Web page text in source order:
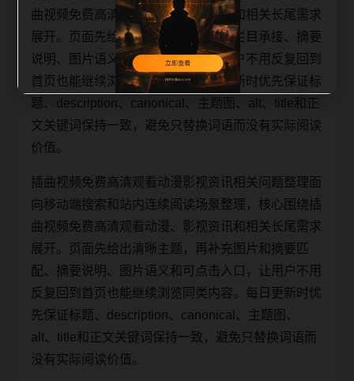
曲视频免费高清观看动漫、影视资讯和相关长尾需求
展开。页面先给出清晰主题，再补充栏目承接、摘要
说明、图片语义和可点击入口，让用户不用反复回到
首页也能继续浏览同类内容。每日更新时优先保证标
题、description、canonical、主题图、alt、title和正
文关键词保持一致，避免只替换词语而没有实际阅读
价值。
插曲视频免费高清观看动漫影视资讯相关问题整理面
向移动端搜索和站内连续阅读场景整理，核心围绕插
曲视频免费高清观看动漫、影视资讯和相关长尾需求
展开。页面先给出清晰主题，再补充图片和摘要匹
配、摘要说明、图片语义和可点击入口，让用户不用
反复回到首页也能继续浏览同类内容。每日更新时优
先保证标题、description、canonical、主题图、
alt、title和正文关键词保持一致，避免只替换词语而
没有实际阅读价值。